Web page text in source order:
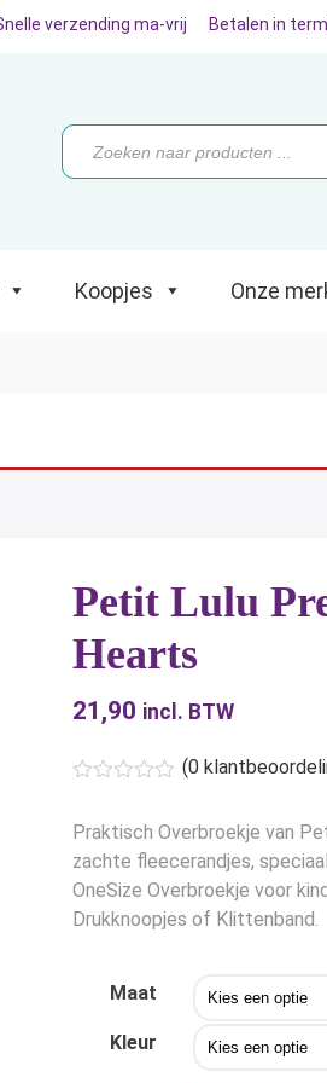
Koopjes Onze merken
verzending ma-vrij Betalen in
Producten
zoeken
Koopjes Onze
Petit Lulu
Hearts
21,90 incl. BTW
(0
Praktisch Overbroekje van
zachte fleecerandjes,
OneSize Overbroekje voor
Drukknoopjes of Klittenband.
Maat
Kleur